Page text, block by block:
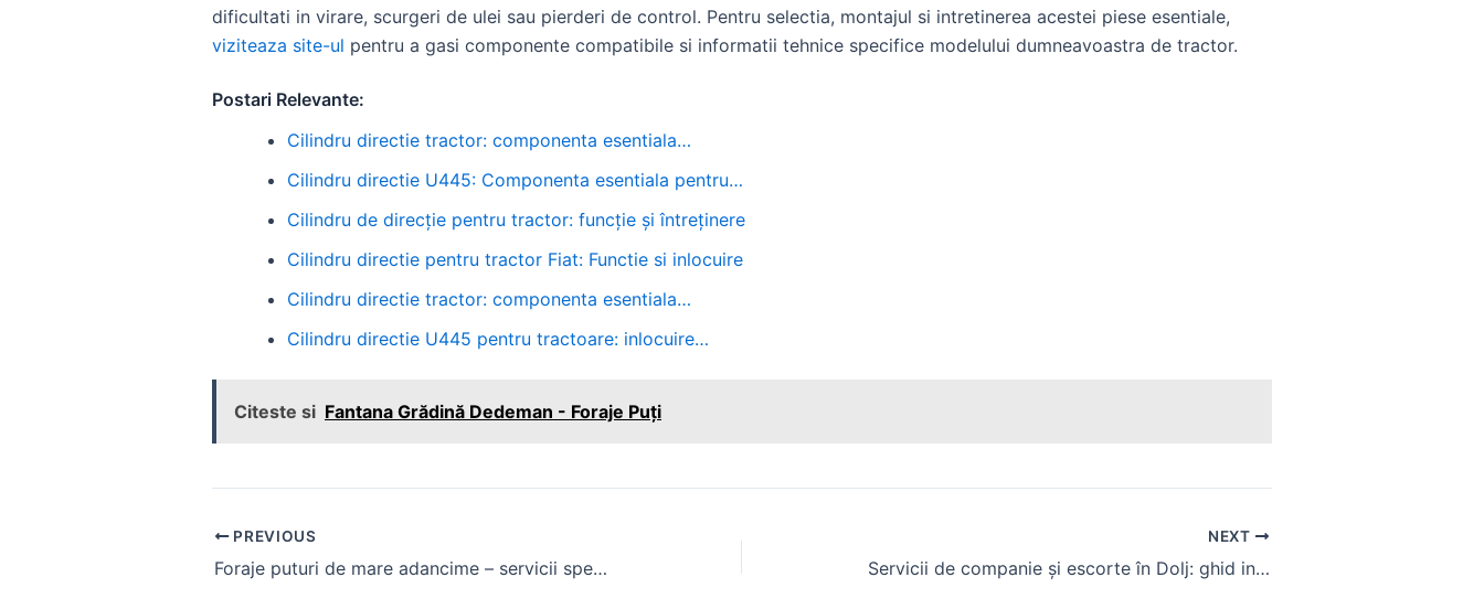
dificultati in virare, scurgeri de ulei sau pierderi de control. Pentru selectia, montajul si intretinerea acestei piese esentiale,
viziteaza site-ul pentru a gasi componente compatibile si informatii tehnice specifice modelului dumneavoastra de tractor.
Postari Relevante:
Cilindru directie tractor: componenta esentiala…
Cilindru directie U445: Componenta esentiala pentru…
Cilindru de direcție pentru tractor: funcție și întreținere
Cilindru directie pentru tractor Fiat: Functie si inlocuire
Cilindru directie tractor: componenta esentiala…
Cilindru directie U445 pentru tractoare: inlocuire…
Citeste si Fantana Grădină Dedeman - Foraje Puți
Post
navigation
PREVIOUS
Foraje puturi de mare adancime – servicii specializate
NEXT
Servicii de companie și escorte în Dolj: ghid informativ